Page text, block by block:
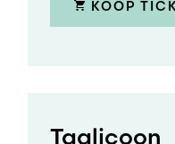
KOOP
Taalicoon